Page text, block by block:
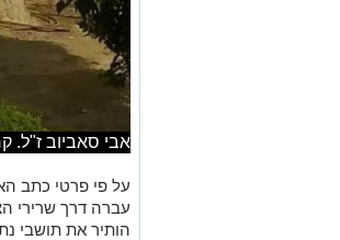
אבי סאביוב ז"ל.
על פי פרטי כתב
עברה דרך שרירי
הותיר את תושבי